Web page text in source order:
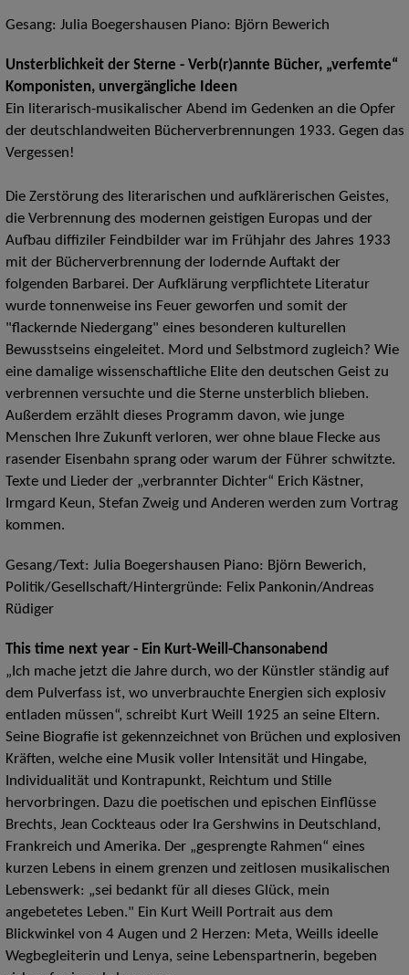
Gesang: Julia Boegershausen Piano: Björn Bewerich
Unsterblichkeit der Sterne - Verb(r)annte Bücher, „verfemte“
Komponisten, unvergängliche Ideen
Ein literarisch-musikalischer Abend im Gedenken an die Opfer
der deutschlandweiten Bücherverbrennungen 1933. Gegen das
Vergessen!
Die Zerstörung des literarischen und aufklärerischen Geistes,
die Verbrennung des modernen geistigen Europas und der
Aufbau diffiziler Feindbilder war im Frühjahr des Jahres 1933
mit der Bücherverbrennung der lodernde Auftakt der
folgenden Barbarei. Der Aufklärung verpflichtete Literatur
wurde tonnenweise ins Feuer geworfen und somit der
"flackernde Niedergang" eines besonderen kulturellen
Bewusstseins eingeleitet. Mord und Selbstmord zugleich? Wie
eine damalige wissenschaftliche Elite den deutschen Geist zu
verbrennen versuchte und die Sterne unsterblich blieben.
Außerdem erzählt dieses Programm davon, wie junge
Menschen Ihre Zukunft verloren, wer ohne blaue Flecke aus
rasender Eisenbahn sprang oder warum der Führer schwitzte.
Texte und Lieder der „verbrannter Dichter“ Erich Kästner,
Irmgard Keun, Stefan Zweig und Anderen werden zum Vortrag
kommen.
Gesang/Text: Julia Boegershausen Piano: Björn Bewerich,
Politik/Gesellschaft/Hintergründe: Felix Pankonin/Andreas
Rüdiger
This time next year - Ein Kurt-Weill-Chansonabend
„Ich mache jetzt die Jahre durch, wo der Künstler ständig auf
dem Pulverfass ist, wo unverbrauchte Energien sich explosiv
entladen müssen“, schreibt Kurt Weill 1925 an seine Eltern.
Seine Biografie ist gekennzeichnet von Brüchen und explosiven
Kräften, welche eine Musik voller Intensität und Hingabe,
Individualität und Kontrapunkt, Reichtum und Stille
hervorbringen. Dazu die poetischen und epischen Einflüsse
Brechts, Jean Cockteaus oder Ira Gershwins in Deutschland,
Frankreich und Amerika. Der „gesprengte Rahmen“ eines
kurzen Lebens in einem grenzen und zeitlosen musikalischen
Lebenswerk: „sei bedankt für all dieses Glück, mein
angebetetes Leben." Ein Kurt Weill Portrait aus dem
Blickwinkel von 4 Augen und 2 Herzen: Meta, Weills ideelle
Wegbegleiterin und Lenya, seine Lebenspartnerin, begeben